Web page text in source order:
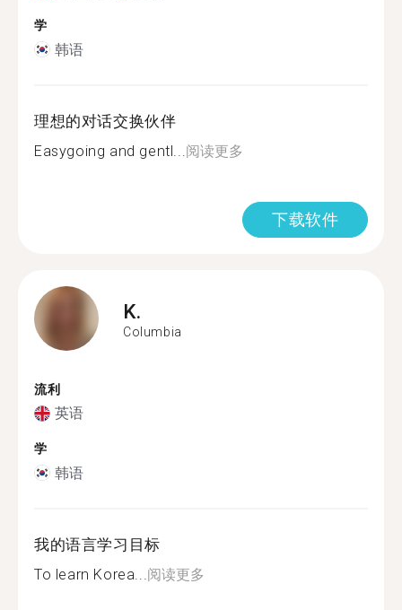
学
韩语
理想的对话交换伙伴
Easygoing and gentl... 阅读更多
下载软件
K.
Columbia
流利
英语
学
韩语
我的语言学习目标
To learn Korea... 阅读更多